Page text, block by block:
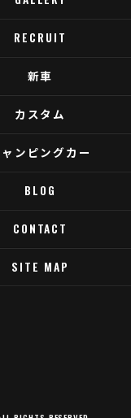
RECRUIT
新車
カスタム
ンピングカー
BLOG
CONTACT
SITE MAP